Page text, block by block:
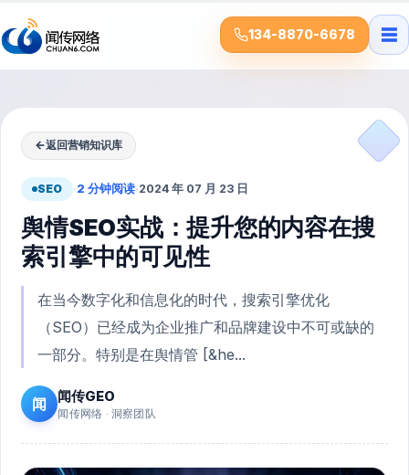
134-8870-6678 ☰
←返回营销知识库
SEO ·2 分钟阅读·2024 年 07 月 23 日
舆情SEO实战：提升您的内容在搜
索引擎中的可见性
在当今数字化和信息化的时代，搜索引擎优化
（SEO）已经成为企业推广和品牌建设中不可或缺的
一部分。特别是在舆情管 [&he...
闻 闻传GEO
闻传网络 · 洞察团队